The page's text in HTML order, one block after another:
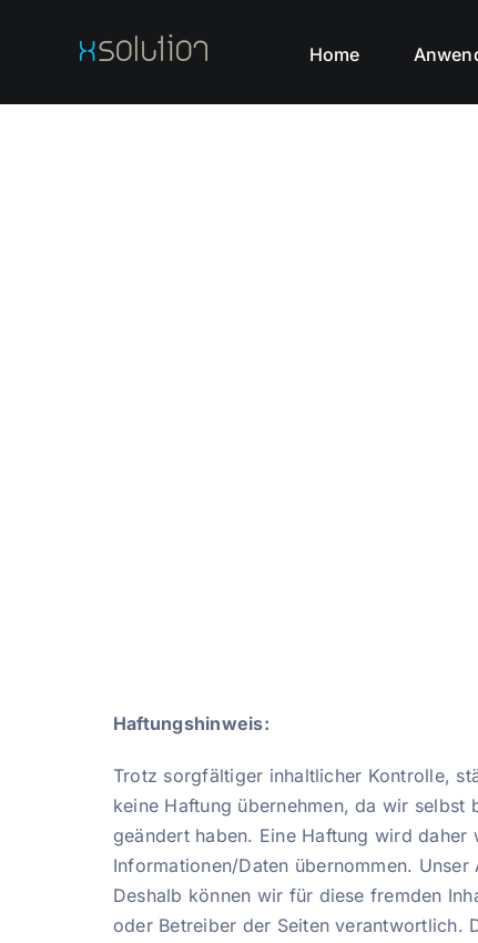
Home
Haftungshinweis:
Trotz sorgfältiger inhaltlicher Kontrolle,
keine Haftung übernehmen, da wir
geändert haben. Eine Haftung wird
Informationen/Daten übernommen.
Deshalb können wir für diese fremden
oder Betreiber der Seiten verantwortlich.